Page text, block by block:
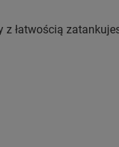
łatwością